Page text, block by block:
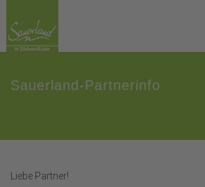
Sauerland-Partnerinfo
Liebe Partner!